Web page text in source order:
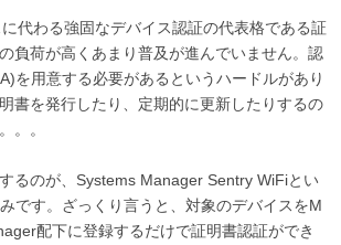
代わる強固なデバイス認証の代表格である証
負荷が高くあまり普及が進んでいません。認
を用意する必要があるというハードルがあり
書を発行したり、定期的に更新したりするの
。。
るのが、Systems Manager Sentry WiFiとい
です。ざっくり言うと、対象のデバイスをM
配下に登録するだけで証明書認証ができ